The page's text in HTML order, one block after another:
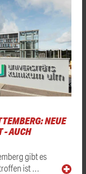
NEUE
- AUCH
gibt es
ist …